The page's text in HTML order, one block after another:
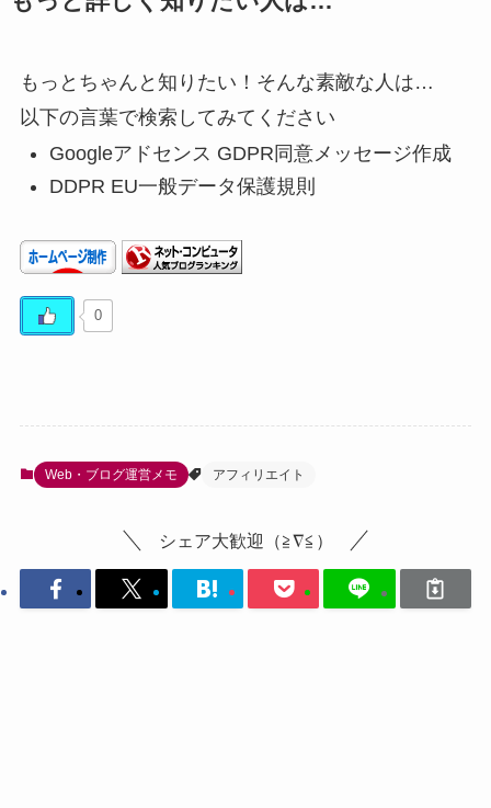
もっとちゃんと知りたい！そんな素敵な人は…
以下の言葉で検索してみてください
Googleアドセンス GDPR同意メッセージ作成
DDPR EU一般データ保護規則
0
Web・ブログ運営メモ アフィリエイト
シェア大歓迎（≧∇≦）